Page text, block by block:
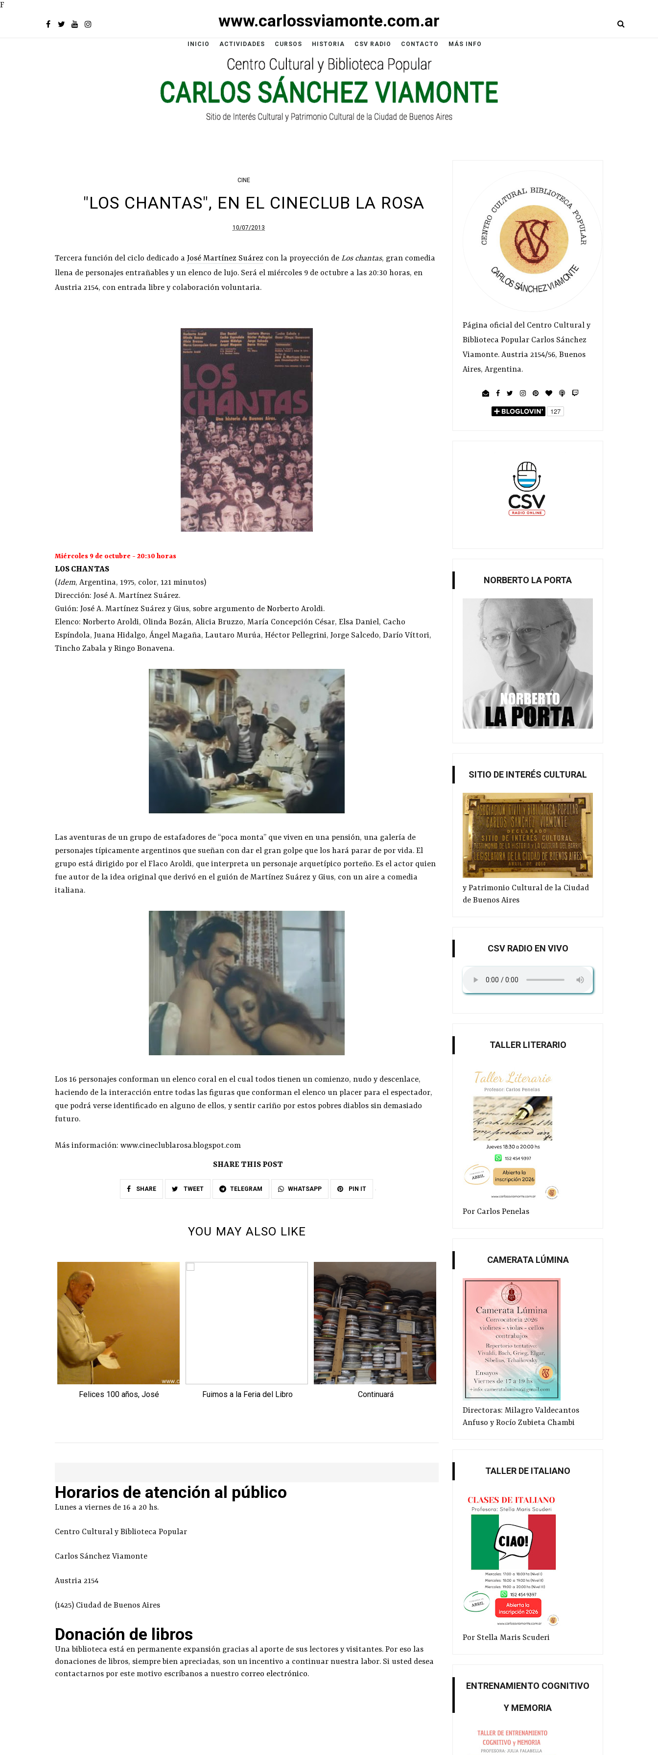
F
www.carlossviamonte.com.ar
INICIO ACTIVIDADES CURSOS HISTORIA CSV RADIO CONTACTO MÁS INFO
CINE
"LOS CHANTAS", EN EL CINECLUB LA ROSA
10/07/2013
Tercera función del ciclo dedicado a José Martínez Suárez con la proyección de Los chantas, gran comedia
llena de personajes entrañables y un elenco de lujo. Será el miércoles 9 de octubre a las 20:30 horas, en
Austria 2154, con entrada libre y colaboración voluntaria.
Miércoles 9 de octubre - 20:30 horas
LOS CHANTAS
(Idem, Argentina, 1975, color, 121 minutos)
Dirección: José A. Martínez Suárez.
Guión: José A. Martínez Suárez y Gius, sobre argumento de Norberto Aroldi.
Elenco: Norberto Aroldi, Olinda Bozán, Alicia Bruzzo, María Concepción César, Elsa Daniel, Cacho
Espíndola, Juana Hidalgo, Ángel Magaña, Lautaro Murúa, Héctor Pellegrini, Jorge Salcedo, Darío Víttori,
Tincho Zabala y Ringo Bonavena.
Las aventuras de un grupo de estafadores de “poca monta” que viven en una pensión, una galería de
personajes típicamente argentinos que sueñan con dar el gran golpe que los hará parar de por vida. El
grupo está dirigido por el Flaco Aroldi, que interpreta un personaje arquetípico porteño. Es el actor quien
fue autor de la idea original que derivó en el guión de Martínez Suárez y Gius, con un aire a comedia
italiana.
Los 16 personajes conforman un elenco coral en el cual todos tienen un comienzo, nudo y descenlace,
haciendo de la interacción entre todas las figuras que conforman el elenco un placer para el espectador,
que podrá verse identificado en alguno de ellos, y sentir cariño por estos pobres diablos sin demasiado
futuro.
Más información: www.cineclublarosa.blogspot.com
SHARE THIS POST
SHARE TWEET TELEGRAM WHATSAPP PIN IT
YOU MAY ALSO LIKE
Felices 100 años, José Fuimos a la Feria del Libro Continuará Se estrena "Continuará"
Horarios de atención al público
Lunes a viernes de 16 a 20 hs.
Centro Cultural y Biblioteca Popular
Carlos Sánchez Viamonte
Austria 2154
(1425) Ciudad de Buenos Aires
Donación de libros
Una biblioteca está en permanente expansión gracias al aporte de sus lectores y visitantes. Por eso las
donaciones de libros, siempre bien apreciadas, son un incentivo a continuar nuestra labor. Si usted desea
contactarnos por este motivo escríbanos a nuestro correo electrónico.
Página oficial del Centro Cultural y
Biblioteca Popular Carlos Sánchez
Viamonte. Austria 2154/56, Buenos
Aires, Argentina.
NORBERTO LA PORTA
SITIO DE INTERÉS CULTURAL
y Patrimonio Cultural de la Ciudad
de Buenos Aires
CSV RADIO EN VIVO
TALLER LITERARIO
Por Carlos Penelas
CAMERATA LÚMINA
Directoras: Milagro Valdecantos
Anfuso y Rocío Zubieta Chambi
TALLER DE ITALIANO
Por Stella Maris Scuderi
ENTRENAMIENTO COGNITIVO
Y MEMORIA